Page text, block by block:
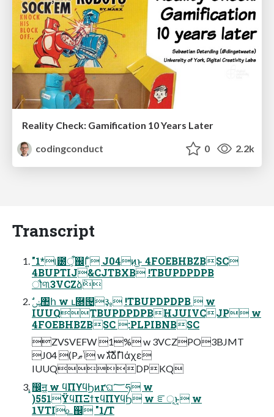
Reality Check: Gamification 10 Years Later
codingconduct
0 2.2k
Transcript
"1*୲౰ऀ͕஌Γ͍ͨ J04ͷ͜ͱ 4FOEBHBZBSC
4BUPTIJ&CJTBXB !TBUPDPDPB
ौ୩3VCZձٞ
IUUQTBUPDPDPBHJUIVCJP w
4FOEBHBZBSC :PLPIBNBSC
ZVSVEFW 1% w 3VCZPO3BJMT
J04 (Pݴޠ w גࣜձࣾΠάχε
IUUQDPKQ
͓඼ॻ͖ w ϥΠϒϥϦͷґଘ؅ཧ w
)551ΫϥΠΞϯτϥΠϒϥϦ w ೝূͱ͔ w
1VTI௨஌ "1/T